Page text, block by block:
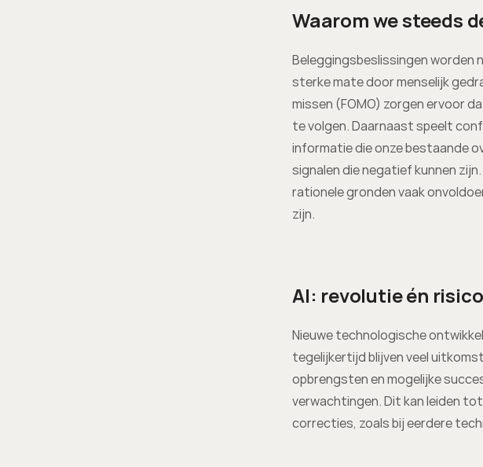
Waarom we steeds
Beleggingsbeslissingen worden
sterke mate door menselijk
missen (FOMO) zorgen ervoor
te volgen. Daarnaast speelt
informatie die onze bestaande
signalen die negatief kunnen
rationele gronden vaak
zijn.
AI: revolutie én risico
Nieuwe technologische
tegelijkertijd blijven veel
opbrengsten en mogelijke
verwachtingen. Dit kan leiden
correcties, zoals bij eerdere